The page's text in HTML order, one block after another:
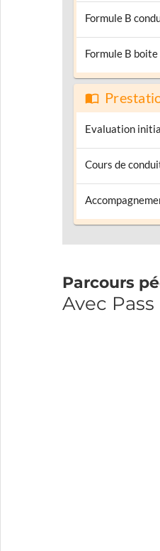
Formule B
Formule B
Evaluation
Cours de
Parcours
Avec